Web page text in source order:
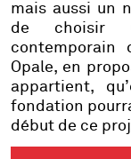
mais aussi un
de choisir
contemporain
Opale, en
appartient,
fondation
début de ce